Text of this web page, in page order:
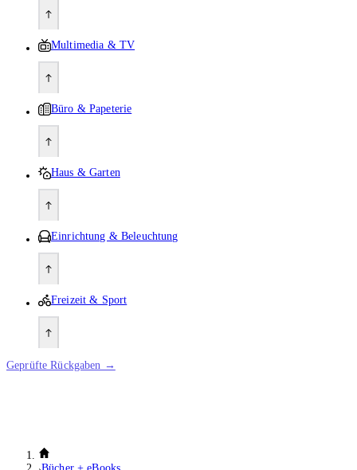
Multimedia & TV
Büro & Papeterie
Haus & Garten
Einrichtung & Beleuchtung
Freizeit & Sport
Geprüfte Rückgaben →